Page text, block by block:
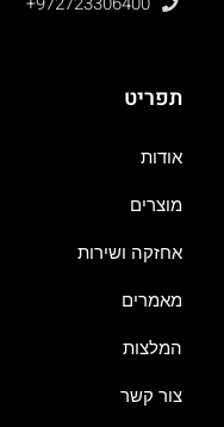
תפריט
אודות
מוצרים
אחזקה ושירות
מאמרים
המלצות
צור קשר